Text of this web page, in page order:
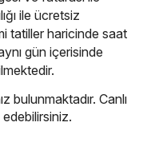
ile ücretsiz
tatiller haricinde saat
gün içerisinde
bulunmaktadır. Canlı